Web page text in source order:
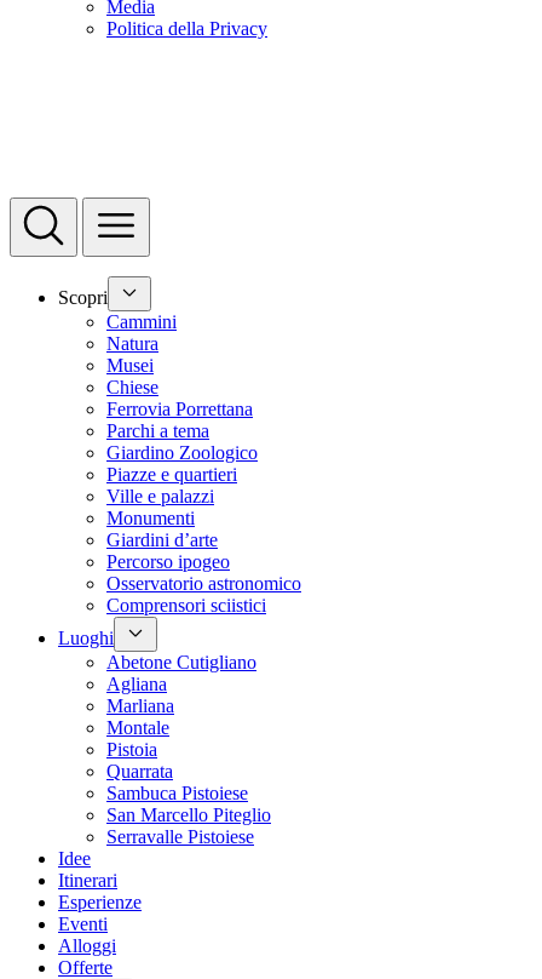
Media
Politica della Privacy
Scopri
Cammini
Natura
Musei
Chiese
Ferrovia Porrettana
Parchi a tema
Giardino Zoologico
Piazze e quartieri
Ville e palazzi
Monumenti
Giardini d’arte
Percorso ipogeo
Osservatorio astronomico
Comprensori sciistici
Luoghi
Abetone Cutigliano
Agliana
Marliana
Montale
Pistoia
Quarrata
Sambuca Pistoiese
San Marcello Piteglio
Serravalle Pistoiese
Idee
Itinerari
Esperienze
Eventi
Alloggi
Offerte